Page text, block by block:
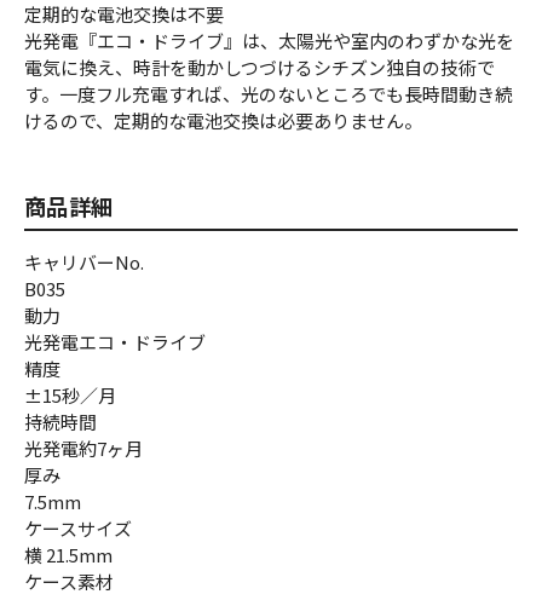
定期的な電池交換は不要
光発電『エコ・ドライブ』は、太陽光や室内のわずかな光を
電気に換え、時計を動かしつづけるシチズン独自の技術で
す。一度フル充電すれば、光のないところでも長時間動き続
けるので、定期的な電池交換は必要ありません。
商品詳細
キャリバーNo.
B035
動力
光発電エコ・ドライブ
精度
±15秒／月
持続時間
光発電約7ヶ月
厚み
7.5mm
ケースサイズ
横 21.5mm
ケース素材